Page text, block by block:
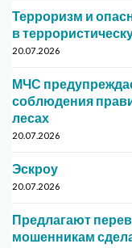
Терроризм и
в
20.07.2026
МЧС
соблюдения
лесах
20.07.2026
Эскроу
20.07.2026
Предлагают
мошенникам